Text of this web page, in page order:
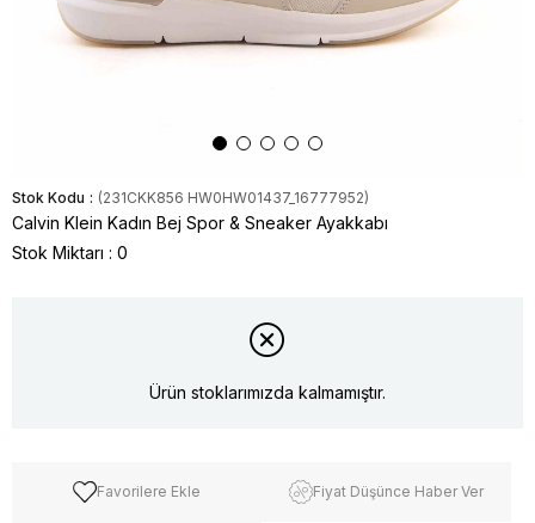
Stok Kodu (231CKK856 HW0HW01437_16777952)
Calvin Klein Kadın Bej Spor & Sneaker Ayakkabı
Stok Miktarı : 0
Ürün stoklarımızda kalmamıştır.
Favorilere Ekle Fiyat Düşünce Haber Ver